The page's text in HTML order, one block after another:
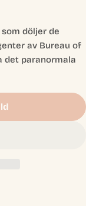
döljer de
av Bureau of
det paranormala
Investigation